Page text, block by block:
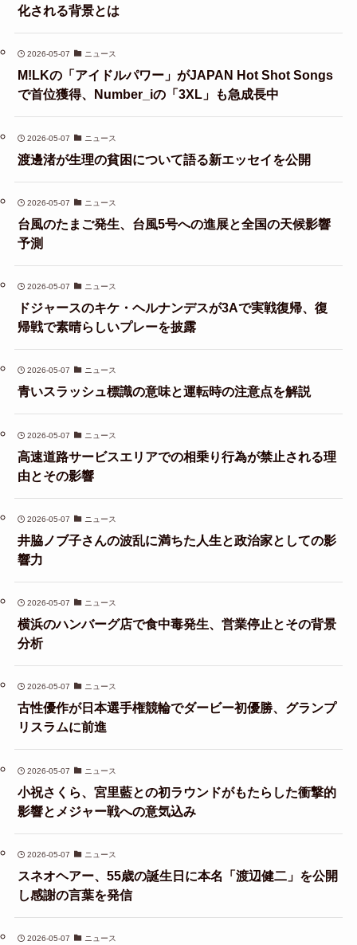
化される背景とは
2026-05-07 ニュース
M!LKの「アイドルパワー」がJAPAN Hot Shot Songs
で首位獲得、Number_iの「3XL」も急成長中
2026-05-07 ニュース
渡邊渚が生理の貧困について語る新エッセイを公開
2026-05-07 ニュース
台風のたまご発生、台風5号への進展と全国の天候影響
予測
2026-05-07 ニュース
ドジャースのキケ・ヘルナンデスが3Aで実戦復帰、復
帰戦で素晴らしいプレーを披露
2026-05-07 ニュース
青いスラッシュ標識の意味と運転時の注意点を解説
2026-05-07 ニュース
高速道路サービスエリアでの相乗り行為が禁止される理
由とその影響
2026-05-07 ニュース
井脇ノブ子さんの波乱に満ちた人生と政治家としての影
響力
2026-05-07 ニュース
横浜のハンバーグ店で食中毒発生、営業停止とその背景
分析
2026-05-07 ニュース
古性優作が日本選手権競輪でダービー初優勝、グランプ
リスラムに前進
2026-05-07 ニュース
小祝さくら、宮里藍との初ラウンドがもたらした衝撃的
影響とメジャー戦への意気込み
2026-05-07 ニュース
スネオヘアー、55歳の誕生日に本名「渡辺健二」を公開
し感謝の言葉を発信
2026-05-07 ニュース